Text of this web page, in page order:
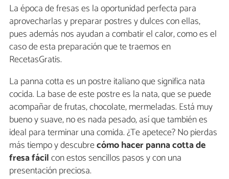
La época de fresas es la oportunidad perfecta para
aprovecharlas y preparar postres y dulces con ellas,
pues además nos ayudan a combatir el calor, como es el
caso de esta preparación que te traemos en
RecetasGratis.
La panna cotta es un postre italiano que significa nata
cocida. La base de este postre es la nata, que se puede
acompañar de frutas, chocolate, mermeladas. Está muy
bueno y suave, no es nada pesado, así que también es
ideal para terminar una comida. ¿Te apetece? No pierdas
más tiempo y descubrecómo hacer panna cotta de
fresa fácilcon estos sencillos pasos y con una
presentación preciosa.